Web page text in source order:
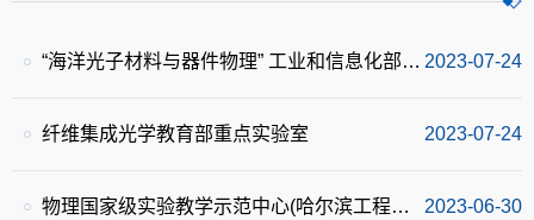
2023-07-24
“海洋光子材料与器件物理” 工业和信息化部重点实验室
2023-07-24
纤维集成光学教育部重点实验室
2023-06-30
物理国家级实验教学示范中心(哈尔滨工程大学）